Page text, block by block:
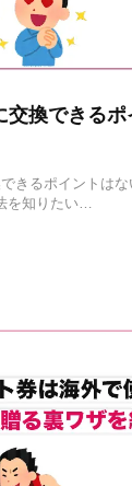
換できるポ
できるポイントは
を知りたい…